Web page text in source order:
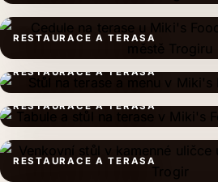
RESTAURACE A TERASA
RESTAURACE A TERASA
RESTAURACE A TERASA
RESTAURACE A TERASA